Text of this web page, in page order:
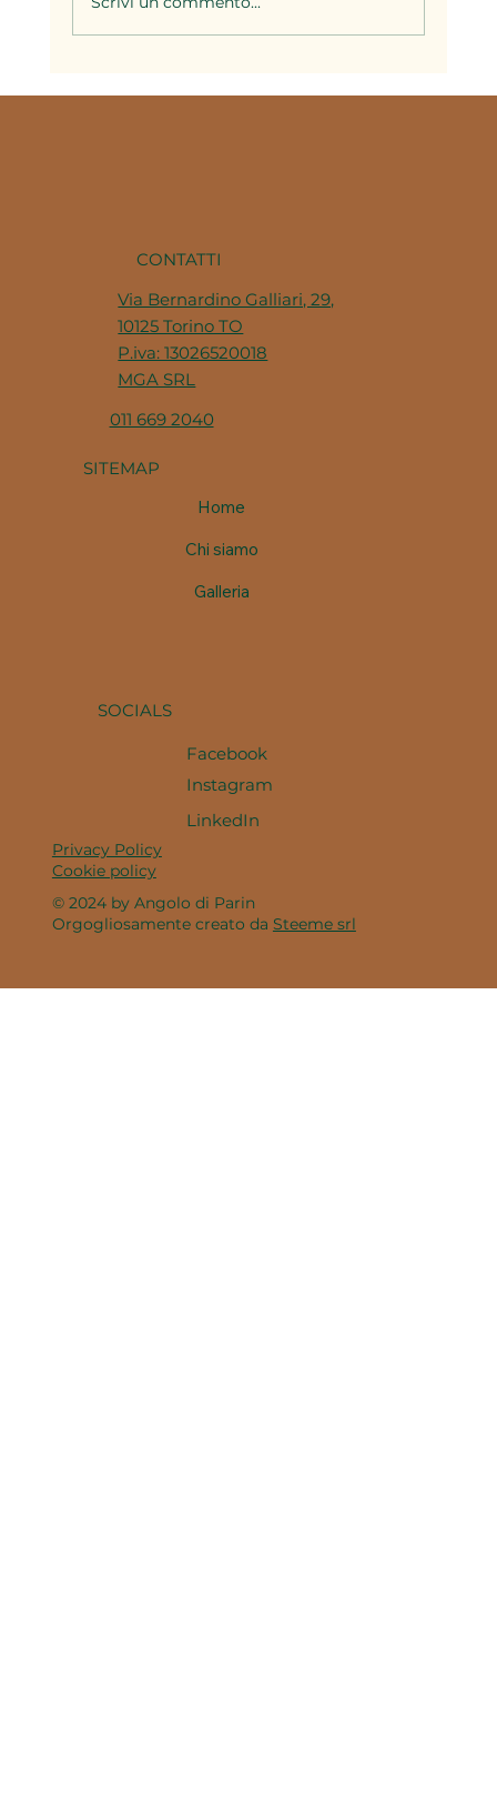
CONTATTI
Via Bernardino Galliari, 29,
10125 Torino TO
P.iva: 13026520018
MGA SRL
011 669 2040
SITEMAP
Home
Chi siamo
Galleria
SOCIALS
Facebook
Instagram
LinkedIn
Privacy Policy
Cookie policy
© 2024 by Angolo di Parin
Orgogliosamente creato da Steeme srl